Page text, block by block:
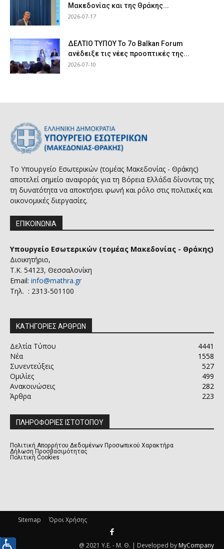
Μακεδονίας και της Θράκης...
2026-07-17
ΔΕΛΤΙΟ ΤΥΠΟΥ Το 7ο Balkan Forum
ανέδειξε τις νέες προοπτικές της...
2026-07-10
Το Υπουργείο Εσωτερικών (τομέας Μακεδονίας - Θράκης)
αποτελεί σημείο αναφοράς για τη Βόρεια Ελλάδα δίνοντας της
τη δυνατότητα να αποκτήσει φωνή και ρόλο στις πολιτικές και
οικονομικές διεργασίες.
ΕΠΙΚΟΙΝΩΝΙΑ
Υπουργείο Εσωτερικών (τομέας Μακεδονίας - Θράκης)
Διοικητήριο,
Τ.Κ. 54123, Θεσσαλονίκη
Email: info@mathra.gr
Τηλ. : 2313-501100
ΚΑΤΗΓΟΡΙΕΣ ΑΡΘΡΩΝ
Δελτία Τύπου
4441
Νέα
1558
Συνεντεύξεις
527
Ομιλίες
499
Ανακοινώσεις
282
Άρθρα
223
ΠΛΗΡΟΦΟΡΙΕΣ ΙΣΤΟΤΟΠΟΥ
Πολιτική Απορρήτου Δεδομένων Προσωπικού Χαρακτήρα
Δήλωση Προσβασιμότητας
Πολιτική Cookies
Sitemap Όροι Χρήσης
@ 2021 Υ.Ε. - Μ. Θ. | Developed by MyCompany